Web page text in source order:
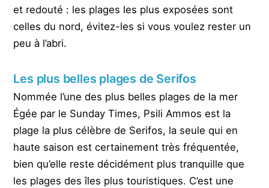
et redouté : les plages les plus exposées sont
celles du nord, évitez-les si vous voulez rester un
peu à l’abri.
Les plus belles plages de Serifos
Nommée l’une des plus belles plages de la mer
Égée par le Sunday Times, Psili Ammosest la
plage la plus célèbre de Serifos, la seule qui en
haute saison est certainement très fréquentée,
bien qu’elle reste décidément plus tranquille que
les plages des îles plus touristiques. C’est une